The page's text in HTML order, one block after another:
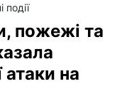
події
пожежі та
атаки на